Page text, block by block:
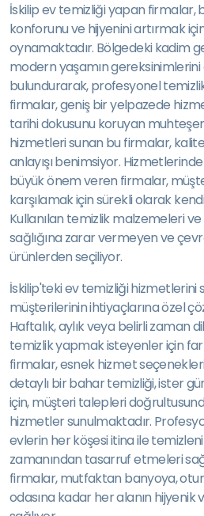
İskilip ev temizliği yapan firmalar,
konforunu ve hijyenini artırmak
oynamaktadır. Bölgedeki kadim
modern yaşamın
bulundurarak, profesyonel
firmalar, geniş bir yelpazede
tarihi dokusunu koruyan
hizmetleri sunan bu firmalar,
anlayışı benimsiyor.
büyük önem veren firmalar,
karşılamak için sürekli olarak
Kullanılan temizlik malzemeleri
sağlığına zarar vermeyen ve
ürünlerden seçiliyor.
İskilip'teki ev temizliği hizmetlerini
müşterilerinin ihtiyaçlarına özel
Haftalık, aylık veya belirli zaman
temizlik yapmak isteyenler için
firmalar, esnek hizmet
detaylı bir bahar temizliği, ister
için, müşteri talepleri
hizmetler sunulmaktadır.
evlerin her köşesi itina ile
zamanından tasarruf etmeleri
firmalar, mutfaktan banyoya,
odasına kadar her alanın hijyenik